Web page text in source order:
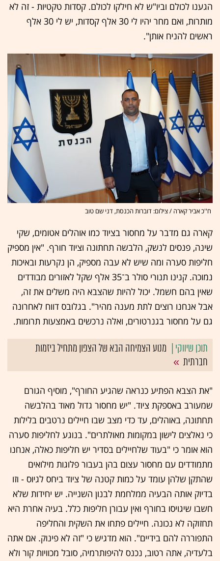
הגענו לכולם וביו"ש לא חילקו לכולם. קסדות טקטיות - זה לא
מותרות, ואם מחר יהיו לי 30 אלף קסדות, יש לי 30 אלף
ראשים להניח אותן".
ח''כ אביר קארה / צילום: דוברות הכנסת, דני שם טוב
קארה גם מדבר על מחסור בציוד כמו אוהלים אטומים, שקי
שינה, פנסים לנשק, הלבשה תחתונה וציוד חורף. "אין מספיק
חליפות סערה ומה שיש לא עבה מספיק, הן נקרעות ובאיכות
נמוכה. קנינו תנורי סולר ב־35 אלף שקל לאזורים מבודדים
שאין בהם חשמל. יכול להיות שהצבא היה משלים את זה,
אבל אנחנו רוצים לתת מענה מהיר". בגלובס דווח לאחרונה
גם על מחסור בגנרטורים, ואלה נרכשים באמצעות תרומות.
מנוע הצמיחה הבא של הצפון מתחיל ביזמות
חברתית
"את הצבא הפתיע כנראה שהגיע החורף", מוסיף הגורם
שמעורב באספקת ציוד. "יש מחסור גדול מאוד בהלבשה
תחתונה, באוהלים, עד כדי מצב שבו חיילים נרטבים בלילות
כי נאלצים לישון במקומות מאולתרים". בנוגע לחליפות סערה
הוא אומר כי "בעוד שלחיילים בסדיר יש חליפות כאלה, אנחנו
מתמודדים עם מחסור עצום בהן בעבור פלוגות מילואים
שהתקן שלהן עומד על כמות קטנה של ציוד ביחס לגיוס - וזו
בדיוק אותה הבעיה ממלחמת לבנון השנייה. יש יחידות שלא
חשבו שיגויסו בחורף ואין עבורן חליפות כלל. בעיה אחרת היא
תחזוקה לא נכונה. חיילים פתחו את השקית והחליפה
התפוררה להם בידיים". הוא מדגיש כי "זה לא פינוק. אם אתה
בלעדיה, אתה רטוב, נכנס להיפותרמיה, סובל מכוויות קור ולא